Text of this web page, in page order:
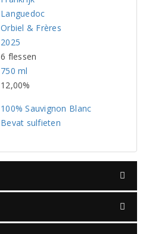
Languedoc
Orbiel & Frères
2025
6 flessen
750 ml
12,00%
100% Sauvignon Blanc
Bevat sulfieten